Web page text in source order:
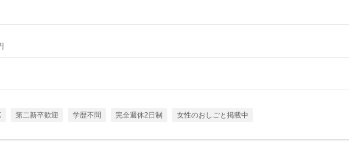
第二新卒歓迎 学歴不問 完全週休2日制 女性のおしごと掲載中